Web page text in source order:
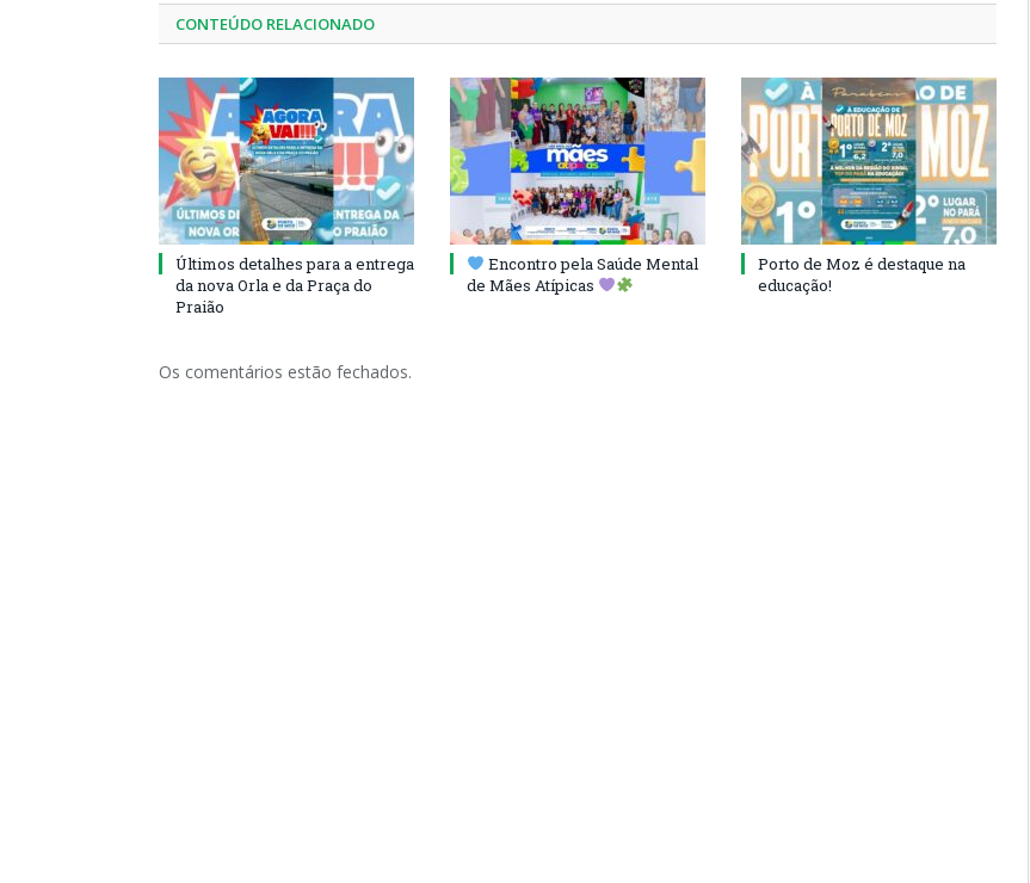
CONTEÚDO RELACIONADO
Últimos detalhes para a entrega
da nova Orla e da Praça do
Praião
Encontro pela Saúde Mental
de Mães Atípicas
Porto de Moz é destaque na
educação!
Os comentários estão fechados.